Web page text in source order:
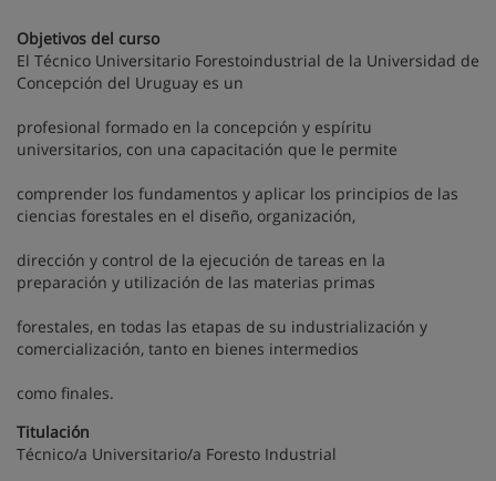
Objetivos del curso
El Técnico Universitario Forestoindustrial de la Universidad de
Concepción del Uruguay es un
profesional formado en la concepción y espíritu
universitarios, con una capacitación que le permite
comprender los fundamentos y aplicar los principios de las
ciencias forestales en el diseño, organización,
dirección y control de la ejecución de tareas en la
preparación y utilización de las materias primas
forestales, en todas las etapas de su industrialización y
comercialización, tanto en bienes intermedios
como finales.
Titulación
Técnico/a Universitario/a Foresto Industrial